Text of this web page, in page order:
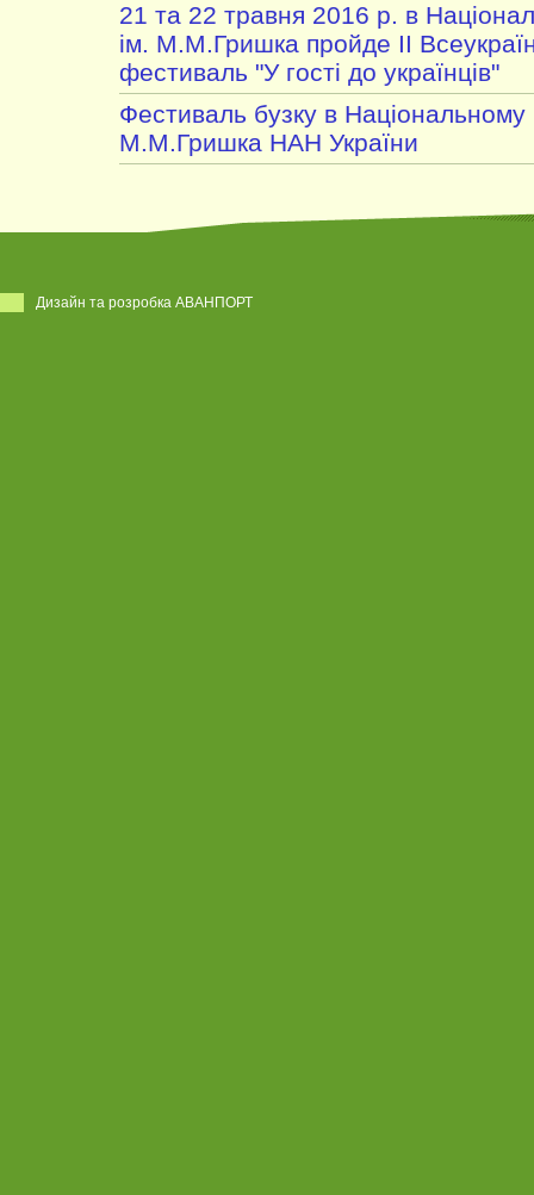
21 та 22 травня 2016 р. в
ім. М.М.Гришка пройде ІІ
фестиваль "У гості до українців"
Фестиваль бузку в Національному
М.М.Гришка НАН України
Дизайн та розробка АВАНПОРТ